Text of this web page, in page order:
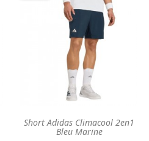
Short Adidas Climacool 2en1
Bleu Marine